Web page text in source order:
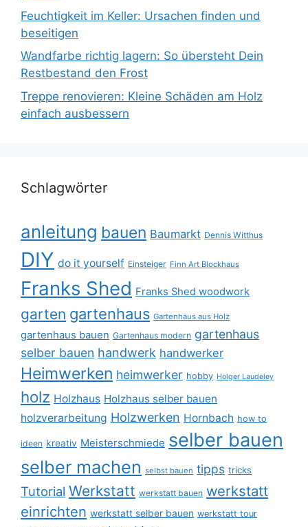
Feuchtigkeit im Keller: Ursachen finden und
beseitigen
Wandfarbe richtig lagern: So übersteht Dein
Restbestand den Frost
Treppe renovieren: Kleine Schäden am Holz
einfach ausbessern
Schlagwörter
anleitung bauen Baumarkt Dennis Witthus
DIY do it yourself Einsteiger Finn Art Blockhaus
Franks Shed Franks Shed woodwork
garten gartenhaus Gartenhaus aus Holz
gartenhaus bauen Gartenhaus modern gartenhaus
selber bauen handwerk handwerker
Heimwerken heimwerker hobby Holger Laudeley
holz Holzhaus Holzhaus selber bauen
holzverarbeitung Holzwerken Hornbach how to
ideen kreativ Meisterschmiede selber bauen
selber machen selbst bauen tipps tricks
Tutorial Werkstatt werkstatt bauen werkstatt
einrichten werkstatt selber bauen werkstatt tour